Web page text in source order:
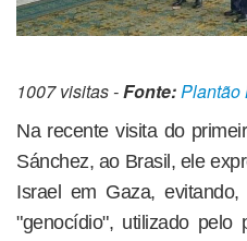
1007 visitas -Fonte:Plantão
Na recente visita do
Sánchez, ao Brasil, ele
Israel em Gaza,
"genocídio", utilizado pelo